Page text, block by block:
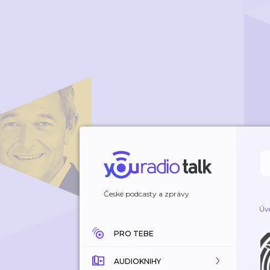
České podcasty a zprávy
PRO TEBE
AUDIOKNIHY